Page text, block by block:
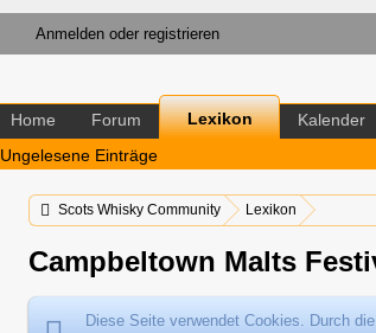
Anmelden oder registrieren
Home Forum Lexikon
Kalender
Ungelesene Einträge
Scots Whisky Community Lexikon
Campbeltown Malts
Diese Seite verwendet Cookies. Durch